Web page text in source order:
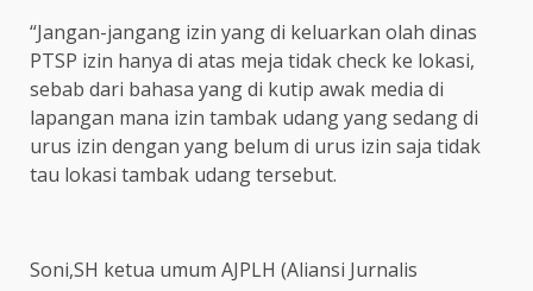
“Jangan-jangang izin yang di keluarkan olah dinas
PTSP izin hanya di atas meja tidak check ke lokasi,
sebab dari bahasa yang di kutip awak media di
lapangan mana izin tambak udang yang sedang di
urus izin dengan yang belum di urus izin saja tidak
tau lokasi tambak udang tersebut.
Soni,SH ketua umum AJPLH (Aliansi Jurnalis